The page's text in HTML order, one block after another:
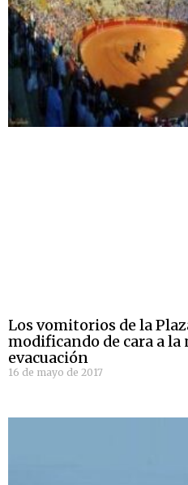
Los vomitorios de la
modificando de cara a
evacuación
16 de mayo de 2017